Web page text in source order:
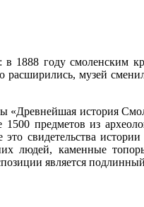
в 1888 году смоленским
музей
«Древнейшая история
предметов из
свидетельства
людей, каменные
является